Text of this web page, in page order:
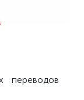
переводов